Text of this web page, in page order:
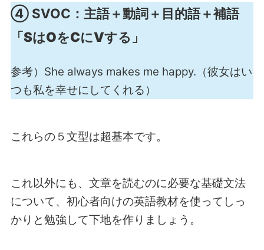
④ SVOC： 主語＋動詞＋目的語＋補語
「SはOをCにVする」
参考）She always makes me happy.（彼女はい
つも私を幸せにしてくれる）
これらの５文型は超基本です。
これ以外にも、文章を読むのに必要な基礎文法
について、初心者向けの英語教材を使ってしっ
かりと勉強して下地を作りましょう。